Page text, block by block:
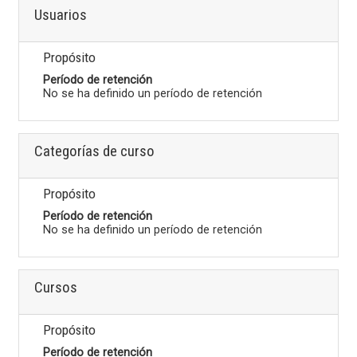
Usuarios
Propósito
Período de retención
No se ha definido un período de retención
Categorías de curso
Propósito
Período de retención
No se ha definido un período de retención
Cursos
Propósito
Período de retención